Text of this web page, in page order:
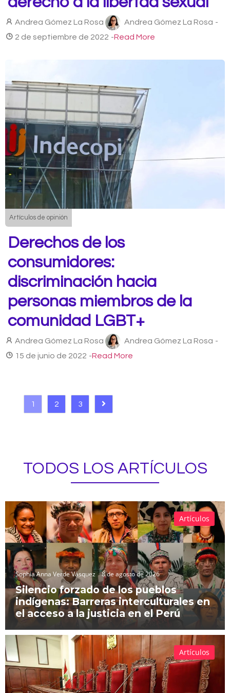
Andrea Gómez La Rosa Andrea Gómez La Rosa -
2 de septiembre de 2022 -Read More
Artículos de opinión
Derechos de los
consumidores:
discriminación hacia
personas miembros de la
comunidad LGBT+
Andrea Gómez La Rosa Andrea Gómez La Rosa -
15 de junio de 2022 -Read More
1 2 3
TODOS LOS ARTÍCULOS
Sophia Anna Verde Vásquez 8 de agosto de 2026
Silencio forzado de los pueblos
indígenas: Barreras interculturales en
el acceso a la justicia en el Perú
Artículos
Artículos